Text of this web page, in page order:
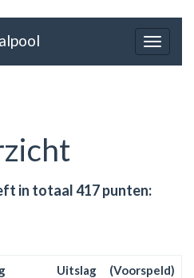
in totaal 417 punten:
Uitslag (Voorspeld)